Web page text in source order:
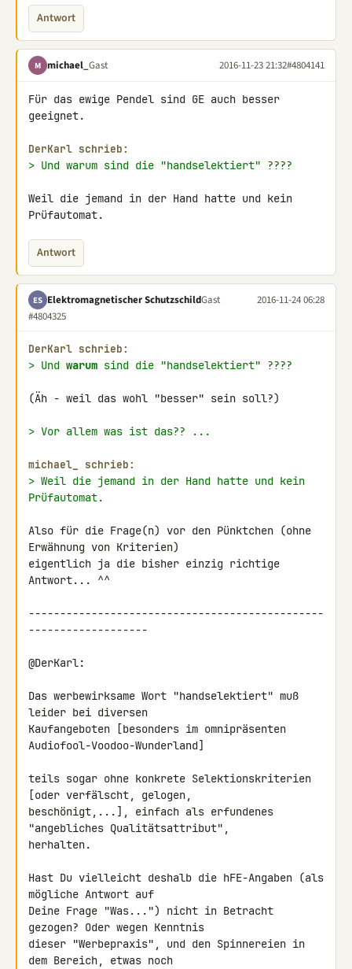
Antwort
M michael_ Gast 2016-11-23 21:32#4804141
Für das ewige Pendel sind GE auch besser
geeignet.
DerKarl schrieb:
> Und warum sind die "handselektiert" ????
Weil die jemand in der Hand hatte und kein
Prüfautomat.
Antwort
ES Elektromagnetischer SchutzschildGast
2016-11-24 06:28
#4804325
DerKarl schrieb:
> Und warum sind die "handselektiert" ????
(Äh - weil das wohl "besser" sein soll?)
> Vor allem was ist das?? ...
michael_ schrieb:
> Weil die jemand in der Hand hatte und kein
Prüfautomat.
Also für die Frage(n) vor den Pünktchen (ohne
Erwähnung von Kriterien)
eigentlich ja die bisher einzig richtige
Antwort... ^^
-----------------------------------------------
-------------------
@DerKarl:
Das werbewirksame Wort "handselektiert" muß
leider bei diversen
Kaufangeboten [besonders im omnipräsenten
Audiofool-Voodoo-Wunderland]
teils sogar ohne konkrete Selektionskriterien
[oder verfälscht, gelogen,
beschönigt,...], einfach als erfundenes
"angebliches Qualitätsattribut",
herhalten.
Hast Du vielleicht deshalb die hFE-Angaben (als
mögliche Antwort auf
Deine Frage "Was...") nicht in Betracht
gezogen? Oder wegen Kenntnis
dieser "Werbepraxis", und den Spinnereien in
dem Bereich, etwas noch